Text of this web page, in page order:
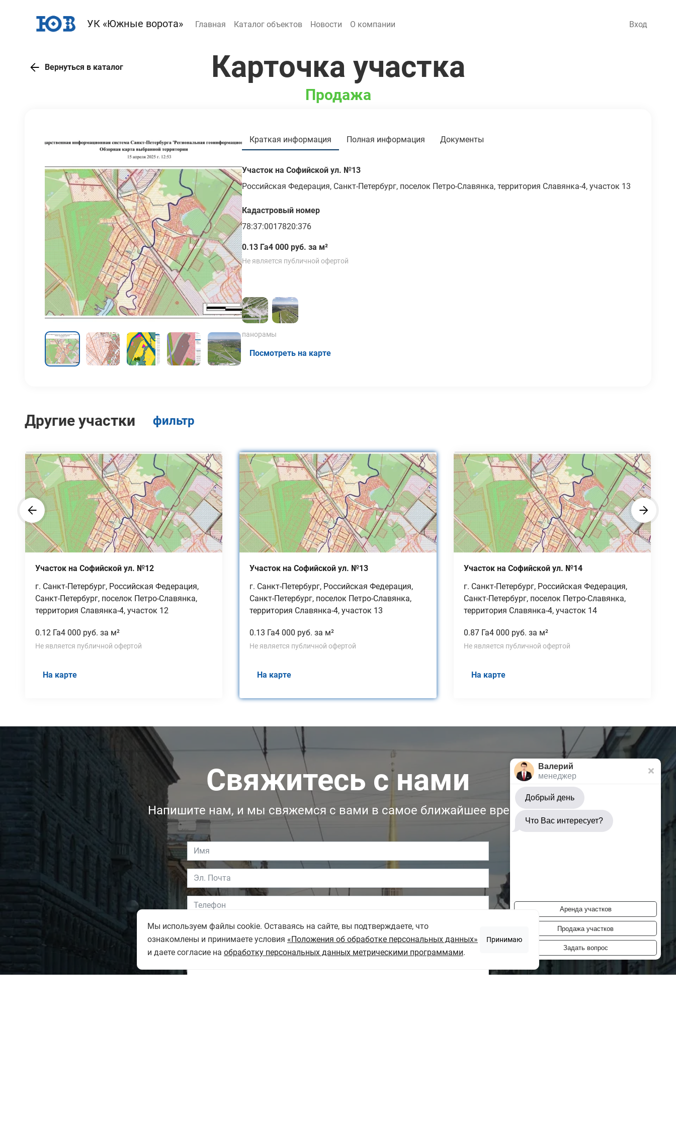
УК «Южные ворота» Главная Каталог объектов Новости О компании Вход
Вернуться в каталог Карточка участка
Продажа
Краткая информация Полная информация Документы
Участок на Софийской ул. №13
Российская Федерация, Санкт-Петербург, поселок Петро-Славянка, территория Славянка-4, участок 13
Кадастровый номер
78:37:0017820:376
0.13 Га4 000 руб. за м²
Не является публичной офертой
панорамы
Посмотреть на карте
Другие участки фильтр
Участок на Софийской ул. №12
г. Санкт-Петербург, Российская Федерация,
Санкт-Петербург, поселок Петро-Славянка,
территория Славянка-4, участок 12
0.12 Га4 000 руб. за м²
Не является публичной офертой
На карте
Участок на Софийской ул. №13
г. Санкт-Петербург, Российская Федерация,
Санкт-Петербург, поселок Петро-Славянка,
территория Славянка-4, участок 13
0.13 Га4 000 руб. за м²
Не является публичной офертой
На карте
Участок на Софийской ул. №14
г. Санкт-Петербург, Российская Федерация,
Санкт-Петербург, поселок Петро-Славянка,
территория Славянка-4, участок 14
0.87 Га4 000 руб. за м²
Не является публичной офертой
На карте
Свяжитесь с нами
Напишите нам, и мы свяжемся с вами в самое ближайшее время:
Валерий
менеджер
Добрый день
Что Вас интересует?
Аренда участков
Продажа участков
Задать вопрос
Мы используем файлы cookie. Оставаясь на сайте, вы подтверждаете, что
ознакомлены и принимаете условия «Положения об обработке персональных данных»
и даете согласие на обработку персональных данных метрическими программами.
Принимаю